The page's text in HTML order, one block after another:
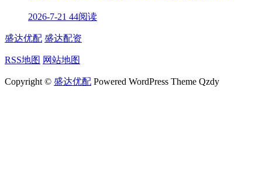
2026-7-21 44阅读
盛达优配 盛达配资
RSS地图 网站地图
Copyright © 盛达优配 Powered WordPress Theme Qzdy